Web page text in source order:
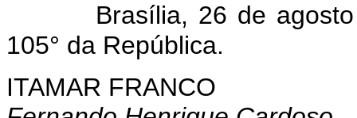
Brasília, 26 de
105° da República.
ITAMAR FRANCO